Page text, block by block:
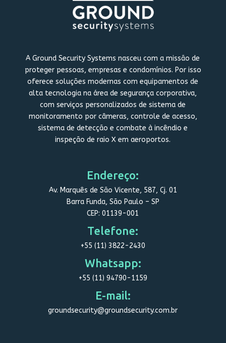
A Ground Security Systems nasceu com a missão de
proteger pessoas, empresas e condomínios. Por isso
oferece soluções modernas com equipamentos de
alta tecnologia na área de segurança corporativa,
com serviços personalizados de sistema de
monitoramento por câmeras, controle de acesso,
sistema de detecção e combate à incêndio e
inspeção de raio X em aeroportos.
Endereço:
Av. Marquês de São Vicente, 587, Cj. 01
Barra Funda, São Paulo – SP
CEP: 01139-001
Telefone:
+55 (11) 3822-2430
Whatsapp:
+55 (11) 94790-1159
E-mail:
groundsecurity@groundsecurity.com.br